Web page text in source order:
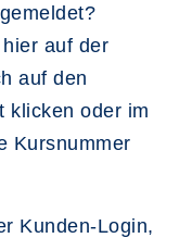
auf der
auf den
klicken oder im
Kursnummer
Kunden-Login,